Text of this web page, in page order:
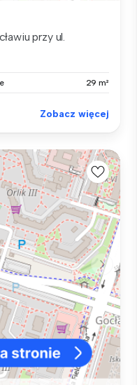
przy ul.
29 m²
Zobacz więcej